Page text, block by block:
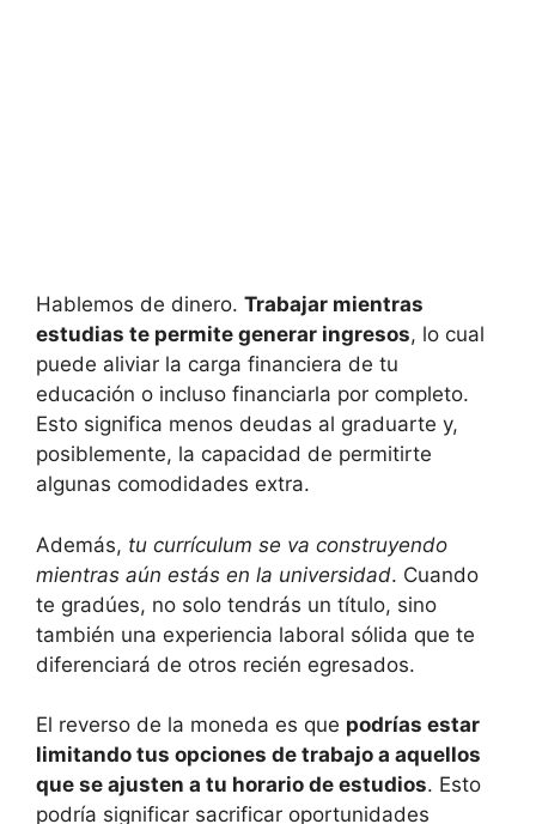
Hablemos de dinero. Trabajar mientras
estudias te permite generar ingresos, lo cual
puede aliviar la carga financiera de tu
educación o incluso financiarla por completo.
Esto significa menos deudas al graduarte y,
posiblemente, la capacidad de permitirte
algunas comodidades extra.
Además, tu currículum se va construyendo
mientras aún estás en la universidad. Cuando
te gradúes, no solo tendrás un título, sino
también una experiencia laboral sólida que te
diferenciará de otros recién egresados.
El reverso de la moneda es que podrías estar
limitando tus opciones de trabajo a aquellos
que se ajusten a tu horario de estudios. Esto
podría significar sacrificar oportunidades